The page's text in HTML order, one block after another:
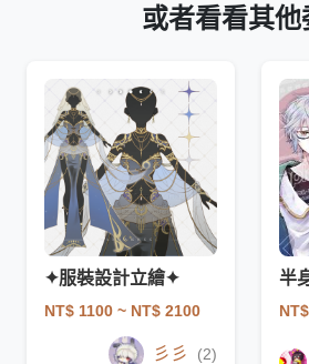
或者看看其他
✦服裝設計立繪✦
NT$ 1100 ~ NT$ 2100
彡彡 (2)
半